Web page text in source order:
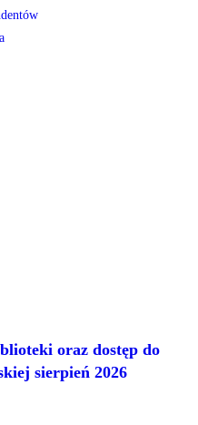
oraz dostęp do
sierpień 2026